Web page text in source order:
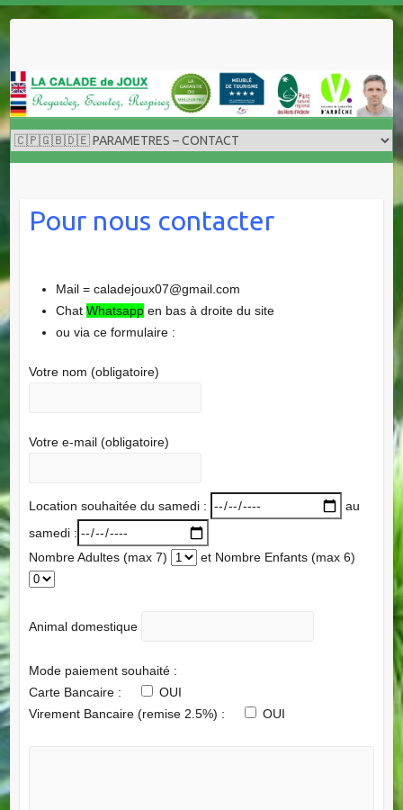
to
Pour nous contacter
Mail = caladejoux07@gmail.com
Chat Whatsappen bas à droite du site
ou via ce formulaire :
Votre nom (obligatoire)
Votre e-mail (obligatoire)
Location souhaitée du samedi :
au
samedi :
Nombre Adultes (max 7)
et Nombre Enfants (max 6)
Animal domestique
Mode paiement souhaité :
Carte Bancaire :
OUI
Virement Bancaire (remise 2.5%) :
OUI